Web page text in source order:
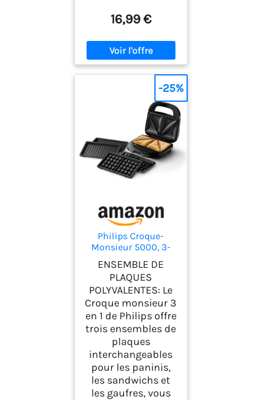
16,99 €
Philips Croque-
Monsieur 5000, 3-
en-1, 3 Jeux de
Plaques, 750W, Noir
ENSEMBLE DE
PLAQUES
POLYVALENTES: Le
Croque monsieur 3
en 1 de Philips offre
trois ensembles de
plaques
interchangeables
pour les paninis,
les sandwichs et
les gaufres, vous
-25%